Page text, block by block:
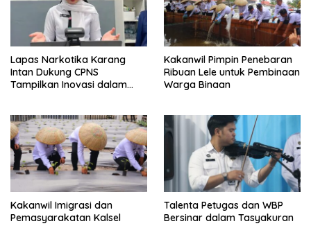
Lapas Narkotika Karang
Intan Dukung CPNS
Tampilkan Inovasi dalam
Kakanwil Pimpin Penebaran
Ribuan Lele untuk Pembinaan
Warga Binaan
Kakanwil Imigrasi dan
Pemasyarakatan Kalsel
Talenta Petugas dan WBP
Bersinar dalam Tasyakuran